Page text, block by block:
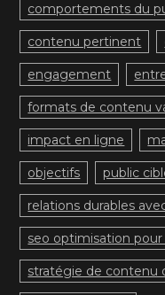
comportements du
contenu pertinent
engagement
formats de contenu
impact en ligne
objectifs public
relations durables
seo optimisation
stratégie de contenu